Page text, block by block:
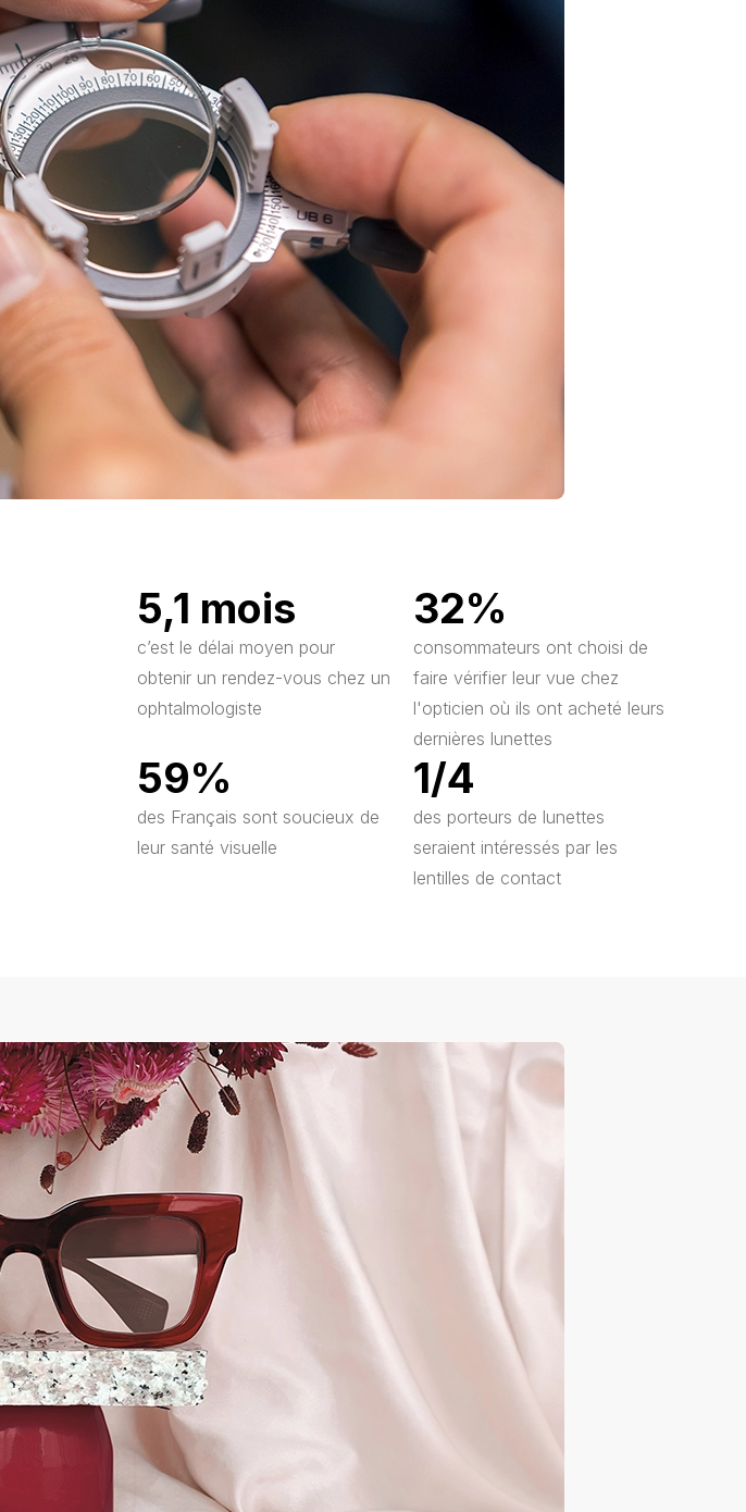
5,1 mois
c’est le délai moyen pour
obtenir un rendez-vous chez un
ophtalmologiste
32%
consommateurs ont choisi de
faire vérifier leur vue chez
l'opticien où ils ont acheté leurs
dernières lunettes
59%
des Français sont soucieux de
leur santé visuelle
1/4
des porteurs de lunettes
seraient intéressés par les
lentilles de contact